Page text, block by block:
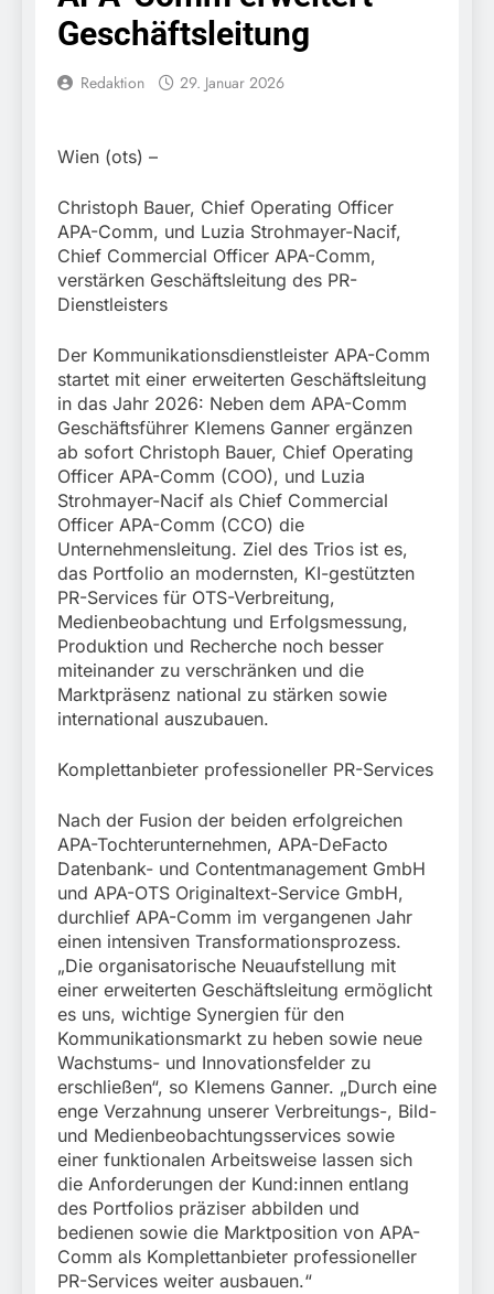
Knopfdruck / Schnelle
Festnahme nach
sexueller Belästigung
Bundespolizeidirektion
kontrolliert
7. August 2026
beendet / Bundespolizei
nimmt einen gesuchten
Ungarn mit
Auslieferungshaftbefehl
fest
München: Ausgesetzte
Katze am Bahnhof
Bamberg aufgefunden –
Tierheim übernimmt
Fundtier
6. August 2026
HZA-R: Zoll deckt auf:
Schrotthändler
Finanzkontrolle
Schwarzarbeit führen zu
rechtskräftiger
Verurteilung wegen
Betrugs
München: Europaweit
gesuchtes Mitglied einer
kriminellen Vereinigung
geht ins Netz –
Bundespolizei vollstreckt
europäischen
Auslieferungshaftbefehl
6. August 2026
Bundespolizeidirektion
München: Update zu den
Einsatzmaßnahmen der
Bundespolizei in
Saarbrücken
5. August 2026
Bundespolizeidirektion
München:
Beinahekollision an
Bahnübergang in Aubing
/ Bundespolizei ermittelt
wegen gefährlichen
Eingriffs in den
Bahnverkehr
5. August 2026
Geschäftsleitung
Redaktion 29. Januar 2026
Wien (ots) –
Christoph Bauer, Chief Operating Officer
APA-Comm, und Luzia Strohmayer-Nacif,
Chief Commercial Officer APA-Comm,
verstärken Geschäftsleitung des PR-
Dienstleisters
Der Kommunikationsdienstleister APA-Comm
startet mit einer erweiterten Geschäftsleitung
in das Jahr 2026: Neben dem APA-Comm
Geschäftsführer Klemens Ganner ergänzen
ab sofort Christoph Bauer, Chief Operating
Officer APA-Comm (COO), und Luzia
Strohmayer-Nacif als Chief Commercial
Officer APA-Comm (CCO) die
Unternehmensleitung. Ziel des Trios ist es,
das Portfolio an modernsten, KI-gestützten
PR-Services für OTS-Verbreitung,
Medienbeobachtung und Erfolgsmessung,
Produktion und Recherche noch besser
miteinander zu verschränken und die
Marktpräsenz national zu stärken sowie
international auszubauen.
Komplettanbieter professioneller PR-Services
Nach der Fusion der beiden erfolgreichen
APA-Tochterunternehmen, APA-DeFacto
Datenbank- und Contentmanagement GmbH
und APA-OTS Originaltext-Service GmbH,
durchlief APA-Comm im vergangenen Jahr
einen intensiven Transformationsprozess.
„Die organisatorische Neuaufstellung mit
einer erweiterten Geschäftsleitung ermöglicht
es uns, wichtige Synergien für den
Kommunikationsmarkt zu heben sowie neue
Wachstums- und Innovationsfelder zu
erschließen“, so Klemens Ganner. „Durch eine
enge Verzahnung unserer Verbreitungs-, Bild-
und Medienbeobachtungsservices sowie
einer funktionalen Arbeitsweise lassen sich
die Anforderungen der Kund:innen entlang
des Portfolios präziser abbilden und
bedienen sowie die Marktposition von APA-
Comm als Komplettanbieter professioneller
PR-Services weiter ausbauen.“